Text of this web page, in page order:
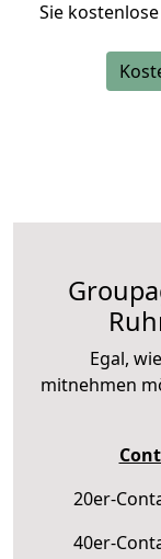
Sie
Egal,
mitnehmen
20er-
40er-